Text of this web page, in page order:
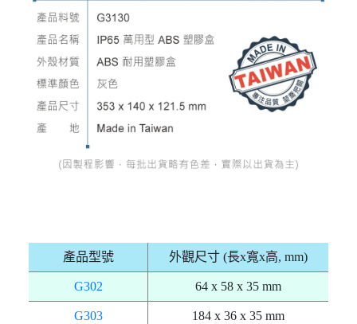
產品型號 外觀尺寸 (長x寬x高, mm)
G302 64 x 58 x 35 mm
G303 184 x 36 x 35 mm